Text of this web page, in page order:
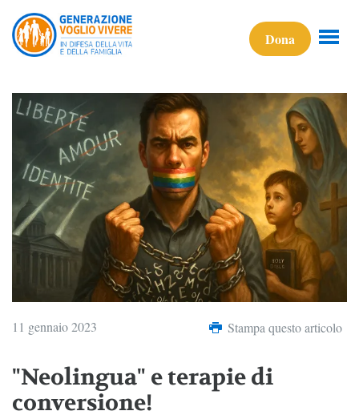
Dona
11 gennaio 2023 Stampa questo articolo
"Neolingua" e terapie di
conversione!